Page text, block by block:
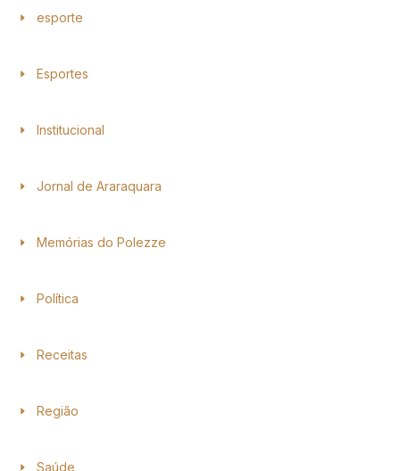
esporte
Esportes
Institucional
Jornal de Araraquara
Memórias do Polezze
Política
Receitas
Região
Saúde